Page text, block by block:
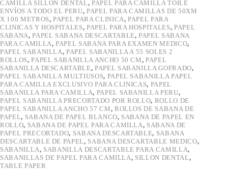
CAMILLA SILLON DENTAL, PAPEL PARA CAMILLA TOILE
ENVÍOS A TODO EL PERU, PAPEL PARA CAMILLAS DE 50XM
X 100 METROS,PAPEL PARA CLINICA,PAPEL PARA
CLINICAS Y HOSPITALES, PAPEL PARA HOSPITALES, PAPEL
SABANA,PAPEL SABANA DESCARTABLE,PAPEL SABANA
PARA CAMILLA,PAPEL SABANA PARA EXAMEN MEDICO,
PAPEL SABANILLA,PAPEL SABANILLA A 55 SOLES 2
ROLLOS,PAPEL SABANILLA ANCHO 50 CM,PAPEL
SABANILLA DESCARTABLE, PAPEL SABANILLA GOFRADO,
PAPEL SABANILLA MULTIUSOS, PAPEL SABANILLA PAPEL
PARA CAMILLA EXCLUSIVO PARA CLINICAS, PAPEL
SABANILLA PARA CAMILLA, PAPEL SABANILLA PERU,
PAPEL SABANILLA PRECORTADO POR ROLLO, ROLLO DE
PAPEL SABANILLA ANCHO 57 CM, ROLLOS DE SABANA DE
PAPEL, SABANA DE PAPEL BLANCO, SABANA DE PAPEL EN
ROLLO, SABANA DE PAPEL PARA CAMILLA, SABANA DE
PAPEL PRECORTADO, SABANA DESCARTABLE, SABANA
DESCARTABLE DE PAPEL, SABANA DESCARTABLE MEDICO,
SABANILLA, SABANILLA DESCARTABLE PARA CAMILLA,
SABANILLAS DE PAPEL PARA CAMILLA, SILLON DENTAL,
TABLE PAPER